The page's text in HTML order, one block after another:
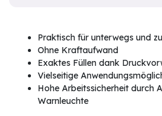
Praktisch für unterwegs und
Ohne Kraftaufwand
Exaktes Füllen dank
Vielseitige
Hohe Arbeitssicherheit durch
Warnleuchte